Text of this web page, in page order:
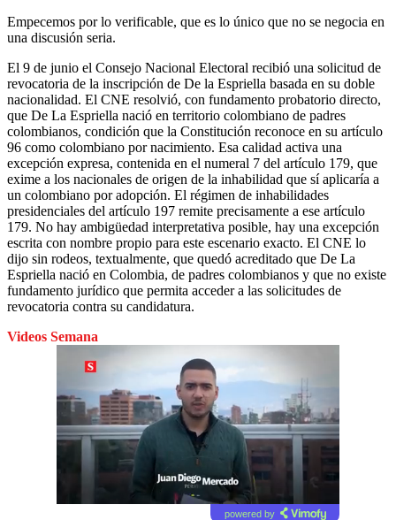
Empecemos por lo verificable, que es lo único que no se negocia en
una discusión seria.
El 9 de junio el Consejo Nacional Electoral recibió una solicitud de
revocatoria de la inscripción de De la Espriella basada en su doble
nacionalidad. El CNE resolvió, con fundamento probatorio directo,
que De La Espriella nació en territorio colombiano de padres
colombianos, condición que la Constitución reconoce en su artículo
96 como colombiano por nacimiento. Esa calidad activa una
excepción expresa, contenida en el numeral 7 del artículo 179, que
exime a los nacionales de origen de la inhabilidad que sí aplicaría a
un colombiano por adopción. El régimen de inhabilidades
presidenciales del artículo 197 remite precisamente a ese artículo
179. No hay ambigüedad interpretativa posible, hay una excepción
escrita con nombre propio para este escenario exacto. El CNE lo
dijo sin rodeos, textualmente, que quedó acreditado que De La
Espriella nació en Colombia, de padres colombianos y que no existe
fundamento jurídico que permita acceder a las solicitudes de
revocatoria contra su candidatura.
Videos Semana
powered by